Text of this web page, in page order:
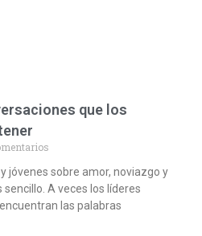
que los
jóvenes sobre amor, noviazgo y
A veces los líderes
las palabras